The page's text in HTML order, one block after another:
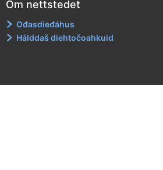
Om nettstedet
Ođasdieđáhus
Hálddaš diehtočoahkuid